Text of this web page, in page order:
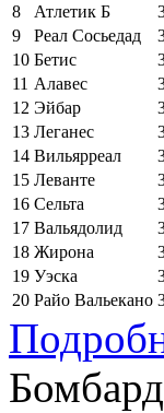
8
Атлетик Б
9
Реал Сосьедад
10 Бетис
11 Алавес
12 Эйбар
13 Леганес
14 Вильярреал
15 Леванте
16 Сельта
17 Вальядолид
18 Жирона
19 Уэска
20 Райо Вальекано